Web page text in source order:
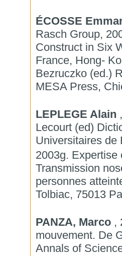
ÉCOSSE
Rasch Group,
Construct in Six
France, Hong-
Bezruczko (ed.)
MESA Press,
LEPLEGE Alain
Lecourt (ed)
Universitaires de
2003g.
Transmission
personnes
Tolbiac, 75013
PANZA, Marco,
mouvement. De
Annals of